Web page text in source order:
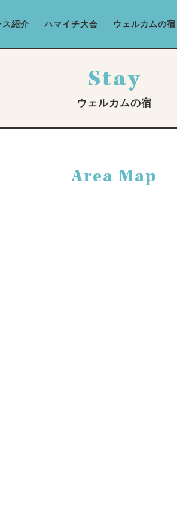
ス紹介 ハマイチ大会 ウェルカムの宿
Stay
ウェルカムの宿
Area Map